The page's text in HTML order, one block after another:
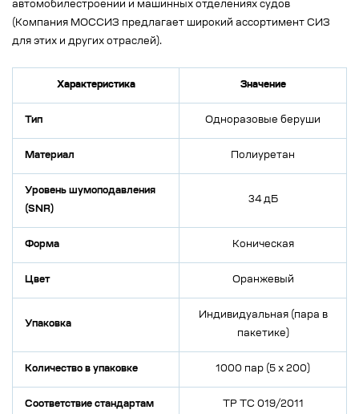
автомобилестроении и машинных отделениях судов
(Компания МОССИЗ предлагает широкий ассортимент СИЗ
для этих и других отраслей).
Характеристика Значение
Тип Одноразовые беруши
Материал Полиуретан
Уровень шумоподавления
(SNR)
34 дБ
Форма Коническая
Цвет Оранжевый
Упаковка
Индивидуальная (пара в
пакетике)
Количество в упаковке 1000 пар (5 x 200)
Соответствие стандартам ТР ТС 019/2011